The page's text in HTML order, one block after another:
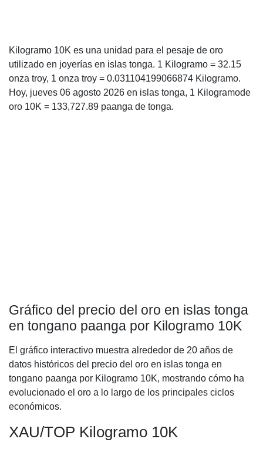
Kilogramo 10K es una unidad para el pesaje de oro
utilizado en joyerías en islas tonga. 1 Kilogramo = 32.15
onza troy, 1 onza troy = 0.031104199066874 Kilogramo.
Hoy, jueves 06 agosto 2026 en islas tonga, 1 Kilogramode
oro 10K = 133,727.89 paanga de tonga.
Gráfico del precio del oro en islas tonga
en tongano paanga por Kilogramo 10K
El gráfico interactivo muestra alrededor de 20 años de
datos históricos del precio del oro en islas tonga en
tongano paanga por Kilogramo 10K, mostrando cómo ha
evolucionado el oro a lo largo de los principales ciclos
económicos.
XAU/TOP Kilogramo 10K